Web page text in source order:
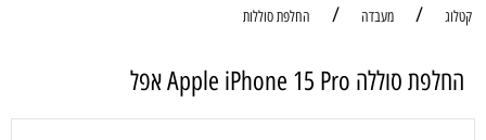
קטלוג / מעבדה / החלפת סוללות
החלפת סוללה Apple iPhone 15 Pro אפל